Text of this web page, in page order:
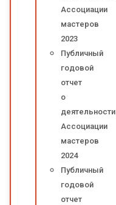
Ассоциации
мастеров
2023
Публичный
годовой
отчет
о
деятельности
Ассоциации
мастеров
2024
Публичный
годовой
отчет